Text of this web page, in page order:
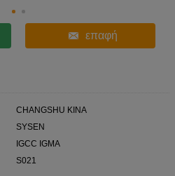
επαφή
CHANGSHU ΚΙΝΑ
SYSEN
IGCC IGMA
S021